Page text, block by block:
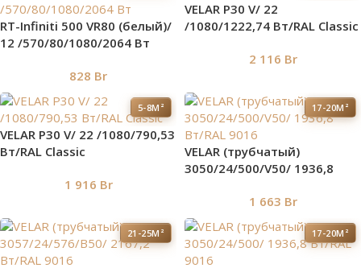
RT-Infiniti 500 VR80 (белый)/
12 /570/80/1080/2064 Вт
828 Br
VELAR P30 V/ 22
/1080/1222,74 Вт/RAL Classic
2 116 Br
5-8М²
VELAR P30 V/ 22 /1080/790,53
Вт/RAL Classic
1 916 Br
17-20М²
VELAR (трубчатый)
3050/24/500/V50/ 1936,8
1 663 Br
21-25М² 17-20М²